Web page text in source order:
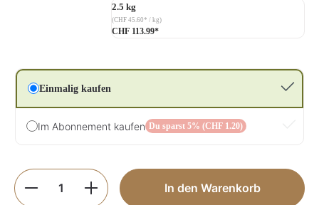
2.5 kg
(CHF 45.60* / kg)
CHF 113.99*
Einmalig kaufen
Im Abonnement kaufen Du sparst 5% (CHF 1.20)
Produkt Anzahl: Gib den gewünschten
In den Warenkorb